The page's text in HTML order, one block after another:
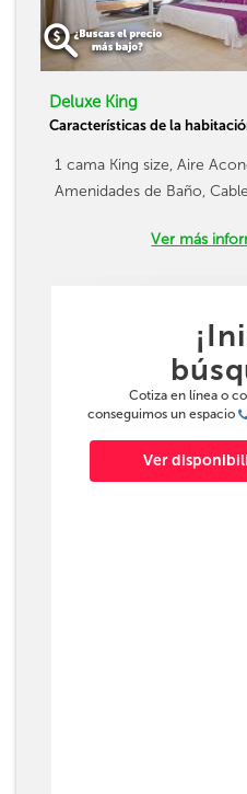
Deluxe King
Características de la
1 cama King size, Aire
Amenidades de Baño,
Ver más
Cotiza en línea o
conseguimos un espacio
Ver